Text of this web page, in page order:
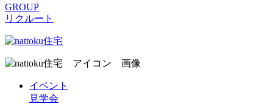
GROUP
リクルート
イベント
見学会